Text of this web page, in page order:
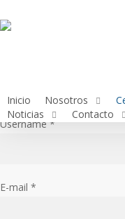
to
Inicio Nosotros
Noticias
Contacto
Username *
E-mail *